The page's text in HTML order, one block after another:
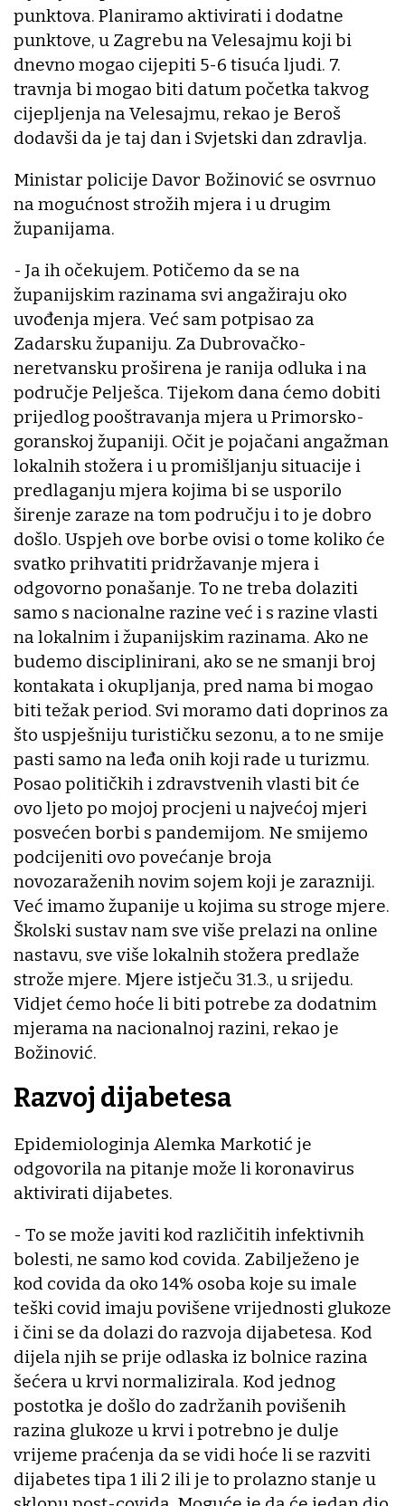
punktova. Planiramo aktivirati i dodatne
punktove, u Zagrebu na Velesajmu koji bi
dnevno mogao cijepiti 5-6 tisuća ljudi. 7.
travnja bi mogao biti datum početka takvog
cijepljenja na Velesajmu, rekao je Beroš
dodavši da je taj dan i Svjetski dan zdravlja.
Ministar policije Davor Božinović se osvrnuo
na mogućnost strožih mjera i u drugim
županijama.
- Ja ih očekujem. Potičemo da se na
županijskim razinama svi angažiraju oko
uvođenja mjera. Već sam potpisao za
Zadarsku županiju. Za Dubrovačko-
neretvansku proširena je ranija odluka i na
područje Pelješca. Tijekom dana ćemo dobiti
prijedlog pooštravanja mjera u Primorsko-
goranskoj županiji. Očit je pojačani angažman
lokalnih stožera i u promišljanju situacije i
predlaganju mjera kojima bi se usporilo
širenje zaraze na tom području i to je dobro
došlo. Uspjeh ove borbe ovisi o tome koliko će
svatko prihvatiti pridržavanje mjera i
odgovorno ponašanje. To ne treba dolaziti
samo s nacionalne razine već i s razine vlasti
na lokalnim i županijskim razinama. Ako ne
budemo disciplinirani, ako se ne smanji broj
kontakata i okupljanja, pred nama bi mogao
biti težak period. Svi moramo dati doprinos za
što uspješniju turističku sezonu, a to ne smije
pasti samo na leđa onih koji rade u turizmu.
Posao političkih i zdravstvenih vlasti bit će
ovo ljeto po mojoj procjeni u najvećoj mjeri
posvećen borbi s pandemijom. Ne smijemo
podcijeniti ovo povećanje broja
novozaraženih novim sojem koji je zarazniji.
Već imamo županije u kojima su stroge mjere.
Školski sustav nam sve više prelazi na online
nastavu, sve više lokalnih stožera predlaže
strože mjere. Mjere istječu 31.3., u srijedu.
Vidjet ćemo hoće li biti potrebe za dodatnim
mjerama na nacionalnoj razini, rekao je
Božinović.
Razvoj dijabetesa
Epidemiologinja Alemka Markotić je
odgovorila na pitanje može li koronavirus
aktivirati dijabetes.
- To se može javiti kod različitih infektivnih
bolesti, ne samo kod covida. Zabilježeno je
kod covida da oko 14% osoba koje su imale
teški covid imaju povišene vrijednosti glukoze
i čini se da dolazi do razvoja dijabetesa. Kod
dijela njih se prije odlaska iz bolnice razina
šećera u krvi normalizirala. Kod jednog
postotka je došlo do zadržanih povišenih
razina glukoze u krvi i potrebno je dulje
vrijeme praćenja da se vidi hoće li se razviti
dijabetes tipa 1 ili 2 ili je to prolazno stanje u